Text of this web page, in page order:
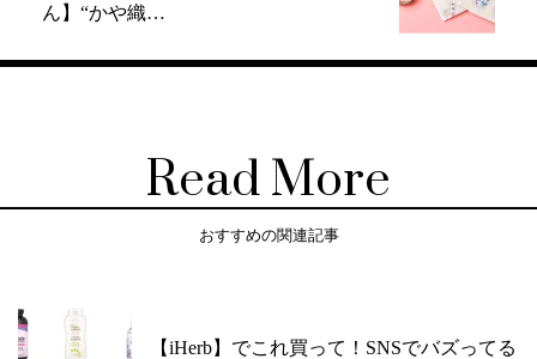
ん】“かや織…
Read More
おすすめの関連記事
【iHerb】でこれ買って！SNSでバズってる